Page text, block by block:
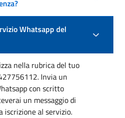
Whatsapp del
nella rubrica del tuo
Invia un
con scritto
un messaggio di
iscrizione al servizio.